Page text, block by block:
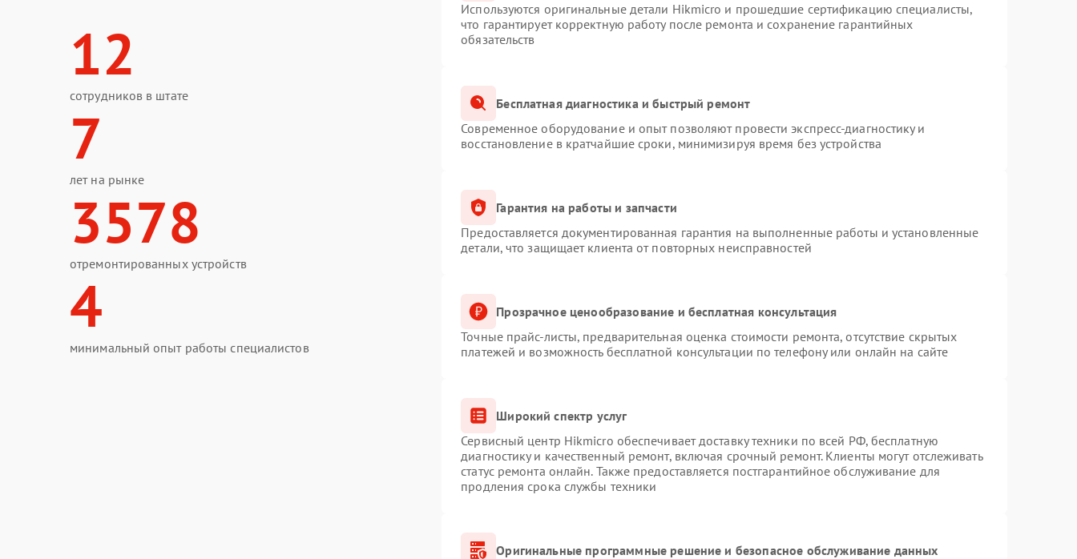
12
сотрудников в штате
7
лет на рынке
3578
отремонтированных устройств
4
минимальный опыт работы специалистов
Используются оригинальные детали Hikmicro и прошедшие сертификацию специалисты,
что гарантирует корректную работу после ремонта и сохранение гарантийных
обязательств
Бесплатная диагностика и быстрый ремонт
Современное оборудование и опыт позволяют провести экспресс-диагностику и
восстановление в кратчайшие сроки, минимизируя время без устройства
Гарантия на работы и запчасти
Предоставляется документированная гарантия на выполненные работы и установленные
детали, что защищает клиента от повторных неисправностей
Прозрачное ценообразование и бесплатная консультация
Точные прайс-листы, предварительная оценка стоимости ремонта, отсутствие скрытых
платежей и возможность бесплатной консультации по телефону или онлайн на сайте
Широкий спектр услуг
Сервисный центр Hikmicro обеспечивает доставку техники по всей РФ, бесплатную
диагностику и качественный ремонт, включая срочный ремонт. Клиенты могут отслеживать
статус ремонта онлайн. Также предоставляется постгарантийное обслуживание для
продления срока службы техники
Оригинальные программные решение и безопасное обслуживание данных